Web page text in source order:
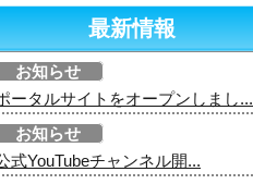
最新情報
お知らせ
ータルサイトをオープンしまし...
お知らせ
式YouTubeチャンネル開...